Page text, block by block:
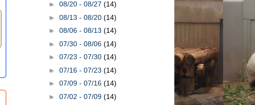
► 08/20 - 08/27 (14)
► 08/13 - 08/20 (14)
► 08/06 - 08/13 (14)
► 07/30 - 08/06 (14)
► 07/23 - 07/30 (14)
► 07/16 - 07/23 (14)
► 07/09 - 07/16 (14)
► 07/02 - 07/09 (14)